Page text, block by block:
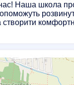
Наша школа